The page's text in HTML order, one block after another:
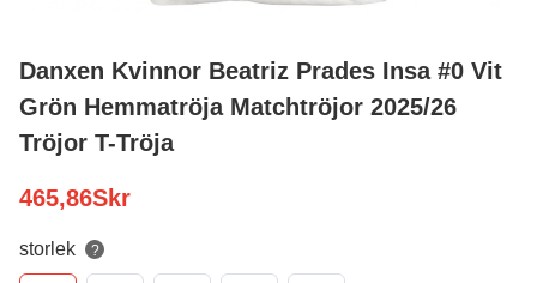
Danxen Kvinnor Beatriz Prades Insa #0 Vit
Grön Hemmatröja Matchtröjor 2025/26
Tröjor T-Tröja
465,86Skr
storlek ?